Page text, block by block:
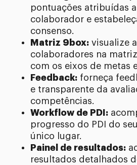
pontuações atribuídas
colaborador e
consenso.
Matriz 9box: visualize
colaboradores na
com os eixos de metas
Feedback: forneça
e transparente da
competências.
Workflow de PDI:
progresso do PDI do
único lugar.
Painel de resultados:
resultados detalhados